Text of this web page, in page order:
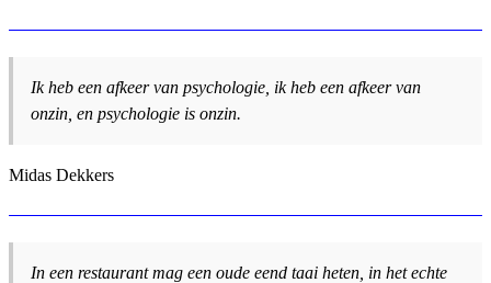
Ik heb een afkeer van psychologie, ik heb een afkeer van
onzin, en psychologie is onzin.
Midas Dekkers
In een restaurant mag een oude eend taai heten, in het echte